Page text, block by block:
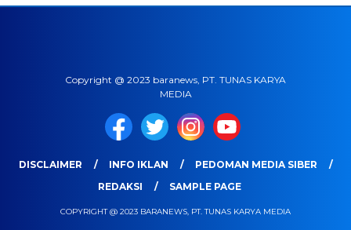
Copyright @ 2023 baranews, PT. TUNAS KARYA
MEDIA
DISCLAIMER INFO IKLAN
PEDOMAN MEDIA SIBER
REDAKSI
SAMPLE PAGE
COPYRIGHT @ 2023 BARANEWS, PT. TUNAS KARYA MEDIA